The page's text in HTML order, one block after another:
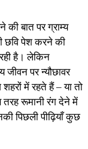
बात पर ग्राम्य
छवि पेश करने की
है। लेकिन
जीवन पर न्यौछावर
में रहते हैं – या तो
रूमानी रंग देने में
पिछली पीढ़ियाँ कुछ